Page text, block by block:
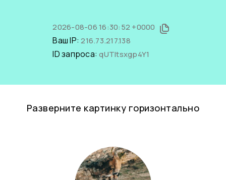
2026-08-06 16:30:52 +0000
Ваш IP:216.73.217.138
ID запроса:qUTltsxgp4Y1
Разверните картинку горизонтально